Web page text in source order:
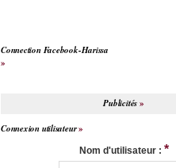
Connection Facebook-Harissa
Publicités
Connexion utilisateur
Nom d'utilisateur : *